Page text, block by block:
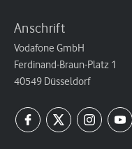
Anschrift
Vodafone GmbH
Ferdinand-Braun-Platz 1
40549 Düsseldorf